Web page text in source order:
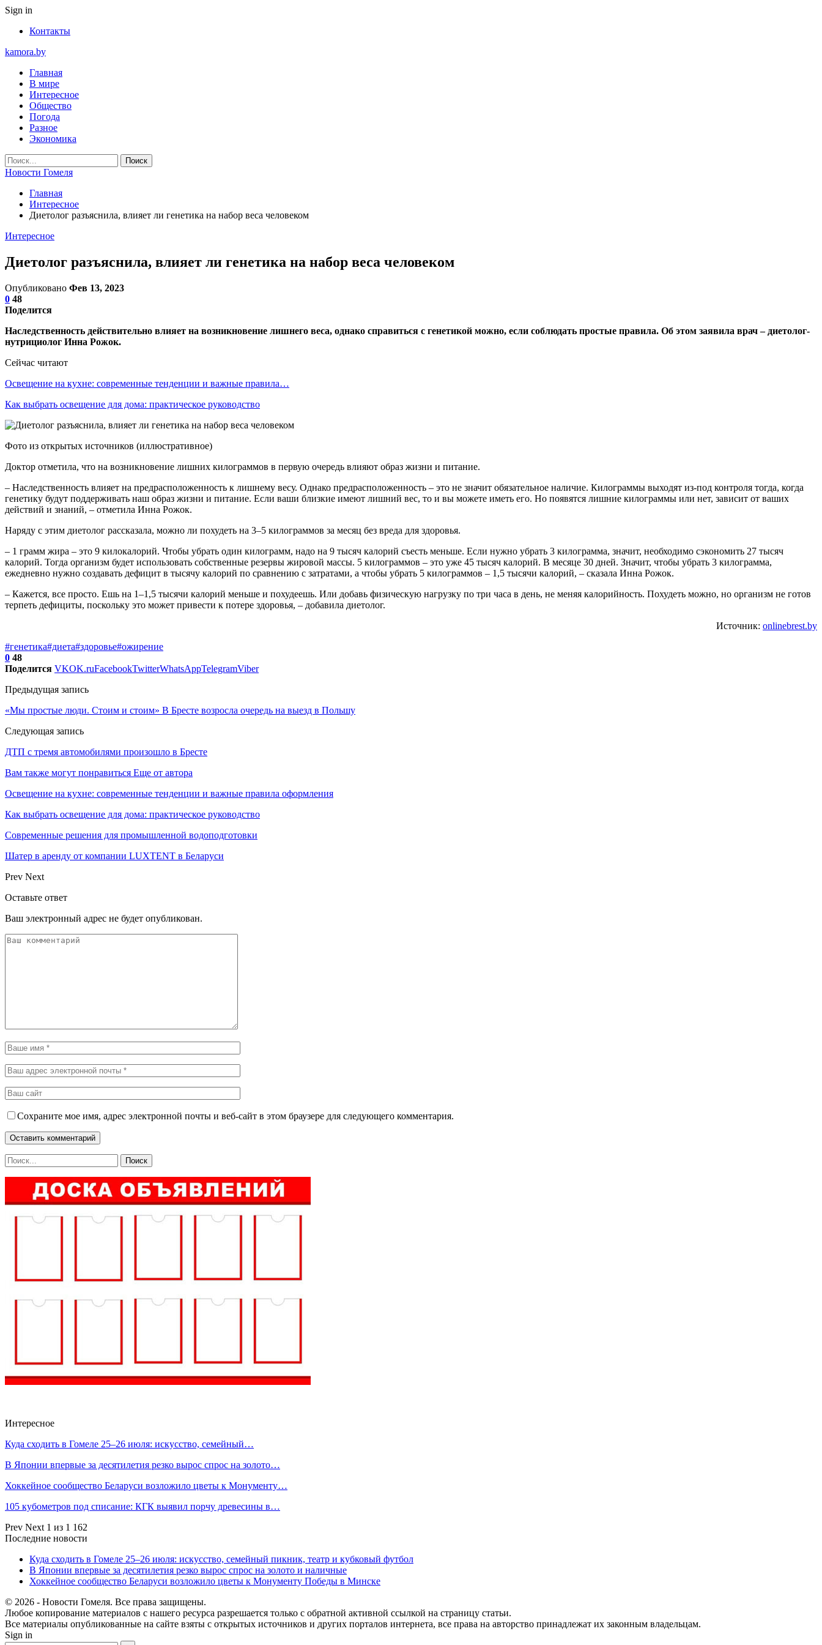
Sign in
Контакты
kamora.by
Главная
В мире
Интересное
Общество
Погода
Разное
Экономика
Новости Гомеля
Главная
Интересное
Диетолог разъяснила, влияет ли генетика на набор веса человеком
Интересное
Диетолог разъяснила, влияет ли генетика на набор веса человеком
Опубликовано Фев 13, 2023
0 48
Поделится
Наследственность действительно влияет на возникновение лишнего веса, однако справиться с генетикой можно, если соблюдать простые правила. Об этом заявила врач – диетолог-
нутрициолог Инна Рожок.
Сейчас читают
Освещение на кухне: современные тенденции и важные правила…
Как выбрать освещение для дома: практическое руководство
Фото из открытых источников (иллюстративное)
Доктор отметила, что на возникновение лишних килограммов в первую очередь влияют образ жизни и питание.
– Наследственность влияет на предрасположенность к лишнему весу. Однако предрасположенность – это не значит обязательное наличие. Килограммы выходят из-под контроля тогда, когда
генетику будут поддерживать наш образ жизни и питание. Если ваши близкие имеют лишний вес, то и вы можете иметь его. Но появятся лишние килограммы или нет, зависит от ваших
действий и знаний, – отметила Инна Рожок.
Наряду с этим диетолог рассказала, можно ли похудеть на 3–5 килограммов за месяц без вреда для здоровья.
– 1 грамм жира – это 9 килокалорий. Чтобы убрать один килограмм, надо на 9 тысяч калорий съесть меньше. Если нужно убрать 3 килограмма, значит, необходимо сэкономить 27 тысяч
калорий. Тогда организм будет использовать собственные резервы жировой массы. 5 килограммов – это уже 45 тысяч калорий. В месяце 30 дней. Значит, чтобы убрать 3 килограмма,
ежедневно нужно создавать дефицит в тысячу калорий по сравнению с затратами, а чтобы убрать 5 килограммов – 1,5 тысячи калорий, – сказала Инна Рожок.
– Кажется, все просто. Ешь на 1–1,5 тысячи калорий меньше и похудеешь. Или добавь физическую нагрузку по три часа в день, не меняя калорийность. Похудеть можно, но организм не готов
терпеть дефициты, поскольку это может привести к потере здоровья, – добавила диетолог.
Источник: onlinebrest.by
#генетика#диета#здоровье#ожирение
0 48
Поделится VKOK.ruFacebookTwitterWhatsAppTelegramViber
Предыдущая запись
«Мы простые люди. Стоим и стоим» В Бресте возросла очередь на выезд в Польшу
Следующая запись
ДТП с тремя автомобилями произошло в Бресте
Вам также могут понравиться Еще от автора
Освещение на кухне: современные тенденции и важные правила оформления
Как выбрать освещение для дома: практическое руководство
Современные решения для промышленной водоподготовки
Шатер в аренду от компании LUXTENT в Беларуси
Prev Next
Оставьте ответ
Ваш электронный адрес не будет опубликован.
Сохраните мое имя, адрес электронной почты и веб-сайт в этом браузере для следующего комментария.
Интересное
Куда сходить в Гомеле 25–26 июля: искусство, семейный…
В Японии впервые за десятилетия резко вырос спрос на золото…
Хоккейное сообщество Беларуси возложило цветы к Монументу…
105 кубометров под списание: КГК выявил порчу древесины в…
Prev Next 1 из 1 162
Последние новости
Куда сходить в Гомеле 25–26 июля: искусство, семейный пикник, театр и кубковый футбол
В Японии впервые за десятилетия резко вырос спрос на золото и наличные
Хоккейное сообщество Беларуси возложило цветы к Монументу Победы в Минске
© 2026 - Новости Гомеля. Все права защищены.
Любое копирование материалов с нашего ресурса разрешается только с обратной активной ссылкой на страницу статьи.
Все материалы опубликованные на сайте взяты с открытых источников и других порталов интернета, все права на авторство принадлежат их законным владельцам.
Sign in